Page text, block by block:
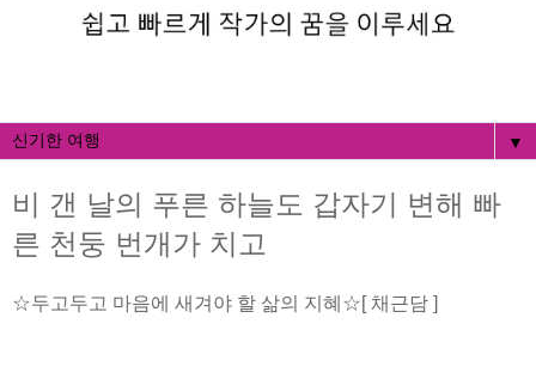
▼
비 갠 날의 푸른 하늘도 갑자기 변해 빠
른 천둥 번개가 치고
☆두고두고 마음에 새겨야 할 삶의 지혜☆[ 채근담 ]